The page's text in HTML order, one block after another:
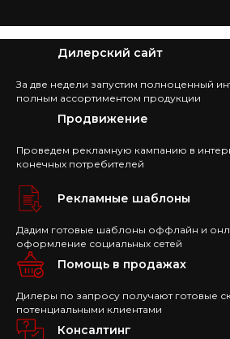
Дилерский сайт
За две недели запустим полноценный
полным ассортиментом продукции
Продвижение
Проведем рекламную кампанию в
конечных потребителей
Рекламные шаблоны
Дадим готовые шаблоны оффлайн и
оформление социальных сетей
Помощь в продажах
Дилеры по запросу получают готовые
потенциальными клиентами
Консалтинг